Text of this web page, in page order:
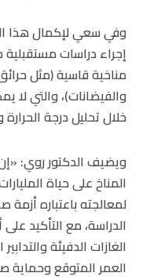
وفي سعي لإكمال هذا
إجراء دراسات مستقبلية
مناخية قاسية (مثل
والفيضانات)، والتي
خلال تحليل درجة
ويضيف الدكتور روي:
المناخ على حياة
لمعالجته باعتباره
الدراسة، مع التأكيد
الغازات الدفيئة
العمر المتوقع وحماية